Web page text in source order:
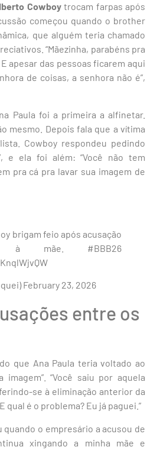
Cowboytrocam farpas após
começou quando o brother
que alguém teria chamado
“Mãezinha, parabéns pra
apesar das pessoas ficarem aqui
de coisas, a senhora não é”,
Paula foi a primeira a alfinetar.
mesmo. Depois fala que a vítima
Cowboy respondeu pedindo
e ela foi além: “Você não tem
pra cá pra lavar sua imagem de
brigam feio após acusação
à mãe. #BBB26
February 23, 2026
entre os
que Ana Paula teria voltado ao
imagem”. “Você saiu por aquela
se à eliminação anterior da
qual é o problema? Eu já paguei.”
o empresário a acusou de
xingando a minha mãe e